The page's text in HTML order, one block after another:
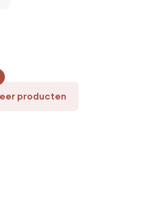
-
producten